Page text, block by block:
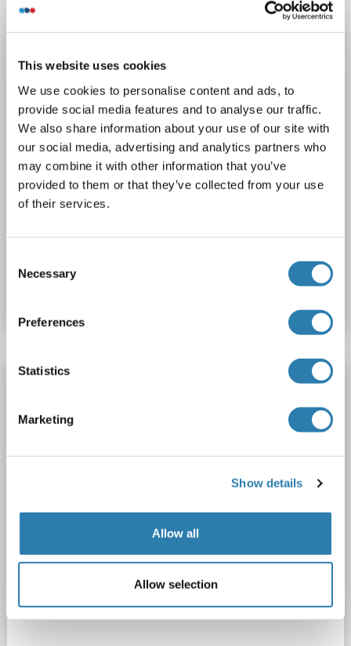
This website uses cookies
We use cookies to personalise content and ads, to
provide social media features and to analyse our traffic.
We also share information about your use of our site with
our social media, advertising and analytics partners who
may combine it with other information that you’ve
provided to them or that they’ve collected from your use
of their services.
Selection
Necessary
Preferences
Statistics
Marketing
Show details
Allow all
Allow selection
NDUFB11
Wirt: Kaninchen
NDUFB11 Antikörper (N-Term)
Reaktivität: Human, Maus, Ratte, Rind (Kuh), Hund, Meerschweinchen, Pferd, Schwein, Kaninchen
WB
Wirt: Kaninchen